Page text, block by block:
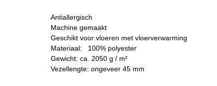
Antiallergisch
Machine gemaakt
Geschikt voor vloeren met vloerverwarming
Materiaal: 100% polyester
Gewicht: ca. 2050 g / m²
Vezellengte: ongeveer 45 mm